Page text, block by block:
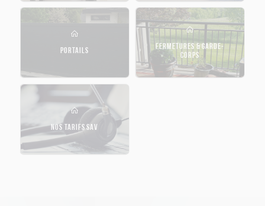
PORTAILS
FERMETURES & GARDE-
CORPS
NOS TARIFS SAV